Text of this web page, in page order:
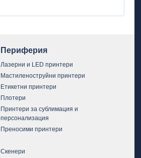
Периферия
Лазерни и LED принтери
Мастиленоструйни принтери
Етикетни принтери
Плотери
Принтери за сублимация и
персонализация
Преносими принтери
Скенери